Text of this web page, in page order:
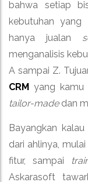
bahwa setiap
kebutuhan yang
hanya jualan
menganalisis
A sampai Z.
CRM yang kamu
tailor-madedan
Bayangkan
dari ahlinya,
fitur, sampai
Askarasoft